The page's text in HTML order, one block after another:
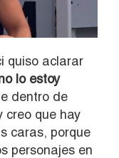
quiso aclarar
lo estoy
dentro de
creo que hay
caras, porque
personajes en